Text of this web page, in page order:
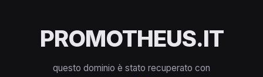
PROMOTHEUS.IT
questo dominio è stato recuperato con